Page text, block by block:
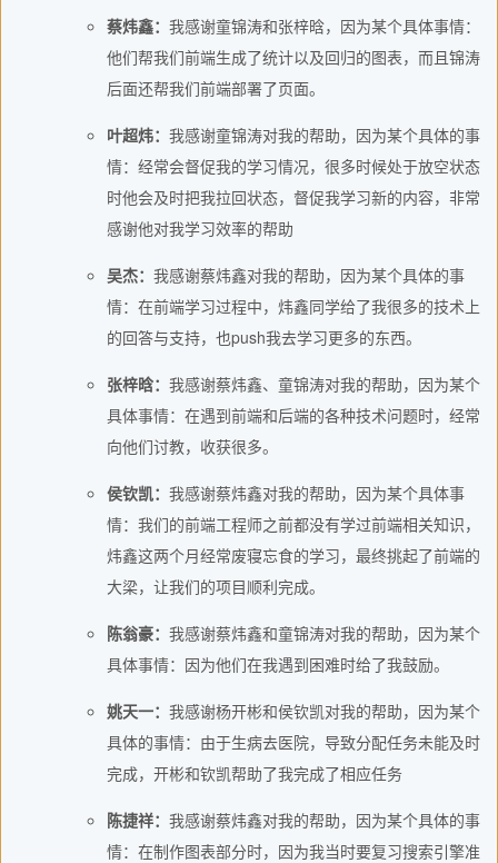
蔡炜鑫： 我感谢童锦涛和张梓晗，因为某个具体事情：
他们帮我们前端生成了统计以及回归的图表，而且锦涛
后面还帮我们前端部署了页面。
叶超炜： 我感谢童锦涛对我的帮助，因为某个具体的事
情：经常会督促我的学习情况，很多时候处于放空状态
时他会及时把我拉回状态，督促我学习新的内容，非常
感谢他对我学习效率的帮助
吴杰： 我感谢蔡炜鑫对我的帮助，因为某个具体的事
情：在前端学习过程中，炜鑫同学给了我很多的技术上
的回答与支持，也push我去学习更多的东西。
张梓晗： 我感谢蔡炜鑫、童锦涛对我的帮助，因为某个
具体事情：在遇到前端和后端的各种技术问题时，经常
向他们讨教，收获很多。
侯钦凯： 我感谢蔡炜鑫对我的帮助，因为某个具体事
情：我们的前端工程师之前都没有学过前端相关知识，
炜鑫这两个月经常废寝忘食的学习，最终挑起了前端的
大梁，让我们的项目顺利完成。
陈翁豪： 我感谢蔡炜鑫和童锦涛对我的帮助，因为某个
具体事情：因为他们在我遇到困难时给了我鼓励。
姚天一： 我感谢杨开彬和侯钦凯对我的帮助，因为某个
具体的事情：由于生病去医院，导致分配任务未能及时
完成，开彬和钦凯帮助了我完成了相应任务
陈捷祥： 我感谢蔡炜鑫对我的帮助，因为某个具体的事
情：在制作图表部分时，因为我当时要复习搜索引擎准